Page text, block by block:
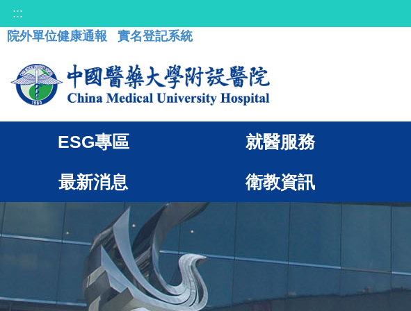
:::
院外單位健康通報
實名登記系統
ESG專區 就醫服務
最新消息 衛教資訊